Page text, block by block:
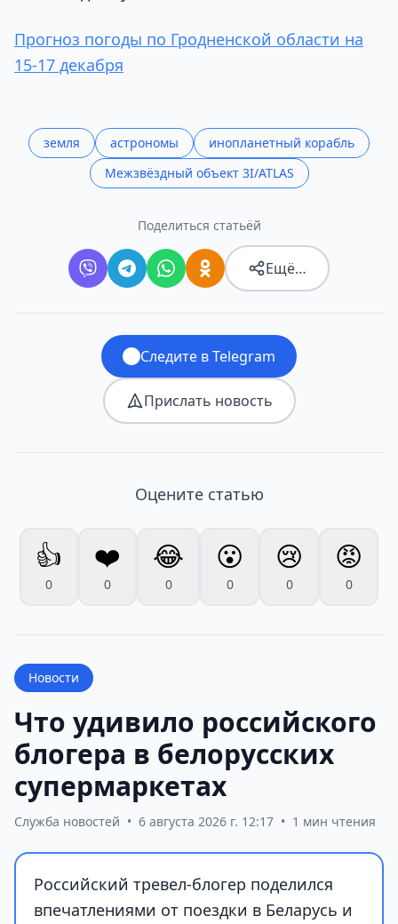
Прогноз погоды по Гродненской области на
15-17 декабря
земля астрономы
инопланетный корабль
Межзвёздный объект 3I/ATLAS
Поделиться статьёй
Ещё…
Следите в Telegram
Прислать новость
Оцените статью
👍
0
❤️
0
😂
0
😮
0
😢
0
😡
0
Новости
Что удивило российского
блогера в белорусских
супермаркетах
Служба новостей • 6 августа 2026 г. 12:17 • 1 мин чтения
Российский тревел-блогер поделился
впечатлениями от поездки в Беларусь и